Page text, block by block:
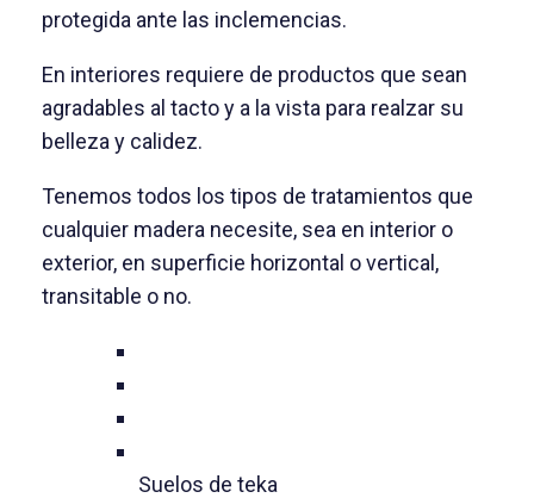
protegida ante las inclemencias.
En interiores requiere de productos que sean
agradables al tacto y a la vista para realzar su
belleza y calidez.
Tenemos todos los tipos de tratamientos que
cualquier madera necesite, sea en interior o
exterior, en superficie horizontal o vertical,
transitable o no.
Suelos de teka